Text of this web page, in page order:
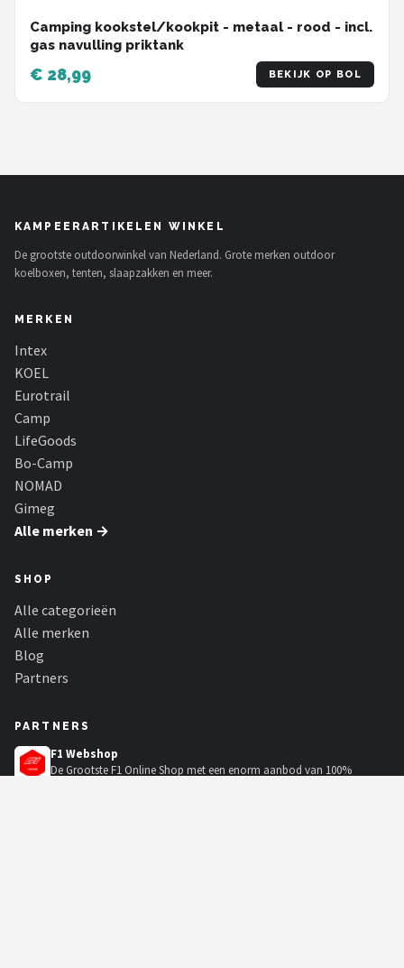
Camping kookstel/kookpit - metaal - rood - incl.
gas navulling priktank
€ 28,99 BEKIJK OP BOL
KAMPEERARTIKELEN WINKEL
De grootste outdoorwinkel van Nederland. Grote merken outdoor
koelboxen, tenten, slaapzakken en meer.
MERKEN
Intex
KOEL
Eurotrail
Camp
LifeGoods
Bo-Camp
NOMAD
Gimeg
Alle merken →
SHOP
Alle categorieën
Alle merken
Blog
Partners
PARTNERS
F1 Webshop
De Grootste F1 Online Shop met een enorm aanbod van 100%